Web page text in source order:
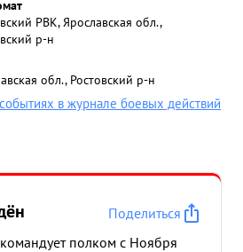
РВК, Ярославская обл.,
р-н
обл., Ростовский р-н
в журнале боевых действий
Поделиться
полком с Ноября